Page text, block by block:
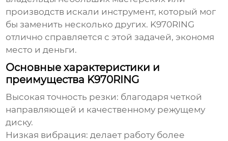
производств искали инструмент, который мог
бы заменить несколько других. K970RING
отлично справляется с этой задачей, экономя
место и деньги.
Основные характеристики и
преимущества K970RING
Высокая точность резки: благодаря четкой
направляющей и качественному режущему
диску.
Низкая вибрация: делает работу более